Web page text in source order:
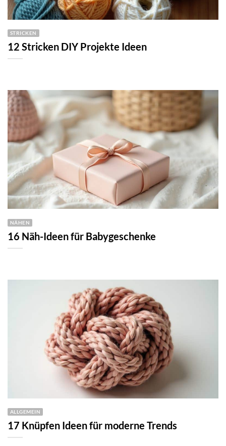
STRICKEN
12 Stricken DIY Projekte Ideen
NÄHEN
16 Näh-Ideen für Babygeschenke
ALLGEMEIN
17 Knüpfen Ideen für moderne Trends